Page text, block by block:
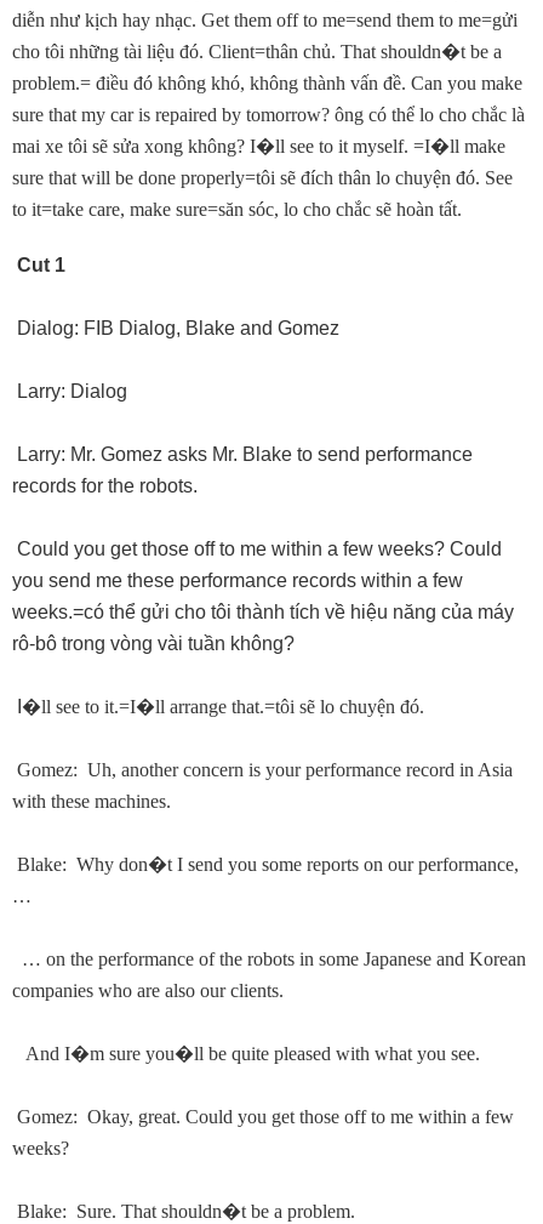
diễn như kịch hay nhạc. Get them off to me=send them to me=gửi
cho tôi những tài liệu đó. Client=thân chủ. That shouldn�t be a
problem.= điều đó không khó, không thành vấn đề. Can you make
sure that my car is repaired by tomorrow? ông có thể lo cho chắc là
mai xe tôi sẽ sửa xong không? I�ll see to it myself. =I�ll make
sure that will be done properly=tôi sẽ đích thân lo chuyện đó. See
to it=take care, make sure=săn sóc, lo cho chắc sẽ hoàn tất.
Cut 1
Dialog: FIB Dialog, Blake and Gomez
Larry: Dialog
Larry: Mr. Gomez asks Mr. Blake to send performance
records for the robots.
Could you get those off to me within a few weeks? Could
you send me these performance records within a few
weeks.=có thể gửi cho tôi thành tích về hiệu năng của máy
rô-bô trong vòng vài tuần không?
�ll see to it.=I�ll arrange that.=tôi sẽ lo chuyện đó.
Gomez: Uh, another concern is your performance record in Asia
with these machines.
Blake: Why don�t I send you some reports on our performance,
…
… on the performance of the robots in some Japanese and Korean
companies who are also our clients.
And I�m sure you�ll be quite pleased with what you see.
Gomez: Okay, great. Could you get those off to me within a few
weeks?
Blake: Sure. That shouldn�t be a problem.